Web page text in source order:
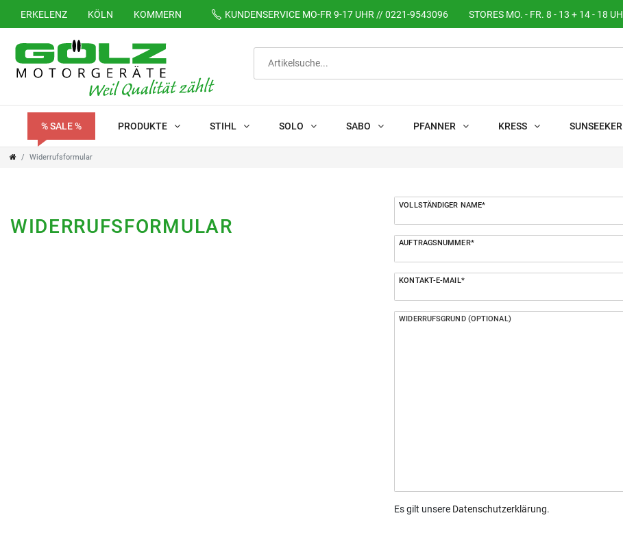
ERKELENZ KÖLN KOMMERN KUNDENSERVICEMO-FR 9-17 UHR // 0221-9543096 STORES MO. - FR. 8 - 13 + 14 - 18
% SALE % PRODUKTE STIHL SOLO SABO PFANNER KRESS SUNSEEKER
Widerrufsformular
WIDERRUFS­FORMULAR
VOLLSTÄNDIGER NAME*
AUFTRAGSNUMMER*
KONTAKT-E-MAIL*
WIDERRUFSGRUND (OPTIONAL)
Es gilt unsere Daten­schutz­erklärung.
Ceres::Template.mailFormHoneypotLabel